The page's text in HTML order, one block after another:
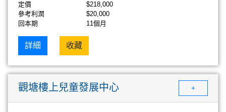
定價
$218,000
參考利潤
$20,000
回本期
11個月
詳細 收藏
觀塘樓上兒童發展中心 +